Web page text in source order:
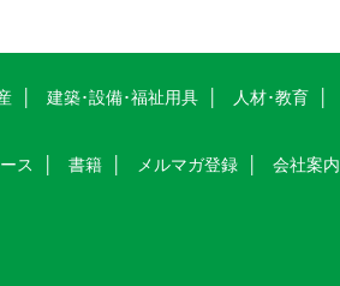
建築･設備･福祉用具 人材･教育
ス 書籍 メルマガ登録 会社案内